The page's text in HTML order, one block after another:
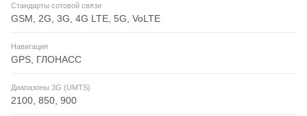
Стандарты сотовой связи
GSM, 2G, 3G, 4G LTE, 5G, VoLTE
Навигация
GPS, ГЛОНАСС
Диапазоны 3G (UMTS)
2100, 850, 900